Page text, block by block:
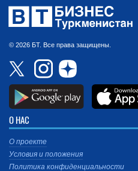
© 2026 БТ. Все права защищены.
О НАС
О проекте
Условия и положения
Политика конфиденциальности